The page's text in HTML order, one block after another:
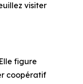
visiter
figure
coopératif